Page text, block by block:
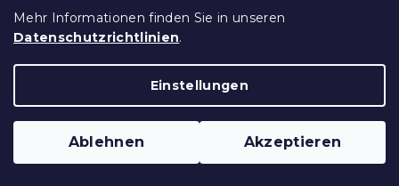
Mehr Informationen finden Sie in unseren
Datenschutzrichtlinien.
Einstellungen
Ablehnen Akzeptieren
ab14,50 €
Neuheit